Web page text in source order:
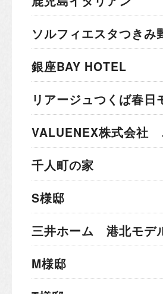
ソルフィエスタつき
銀座BAY HOTEL
リアージュつくば春日
VALUENEX株式会社
千人町の家
S様邸
三井ホーム 港北モデ
M様邸